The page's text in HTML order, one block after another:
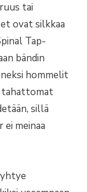
tai
ovat silkkaa
Tap-
bändin
hommelit
tahattomat
sillä
meinaa